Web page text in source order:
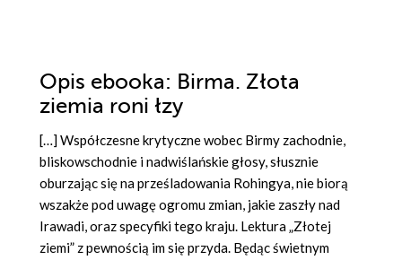
Opis ebooka: Birma. Złota
ziemia roni łzy
[…] Współczesne krytyczne wobec Birmy zachodnie,
bliskowschodnie i nadwiślańskie głosy, słusznie
oburzając się na prześladowania Rohingya, nie biorą
wszakże pod uwagę ogromu zmian, jakie zaszły nad
Irawadi, oraz specyfiki tego kraju. Lektura „Złotej
ziemi” z pewnością im się przyda. Będąc świetnym